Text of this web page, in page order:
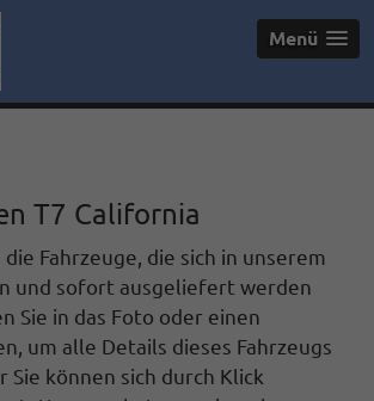
Menü
T7 California
die Fahrzeuge, die sich in unserem
und sofort ausgeliefert werden
Sie in das Foto oder einen
um alle Details dieses Fahrzeugs
Sie können sich durch Klick